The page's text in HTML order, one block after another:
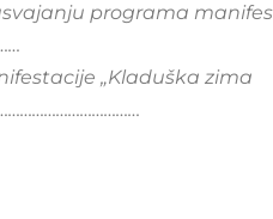
programa
„Kladuška zima